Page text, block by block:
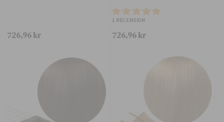
726,96 kr
1 RECENSION
726,96 kr